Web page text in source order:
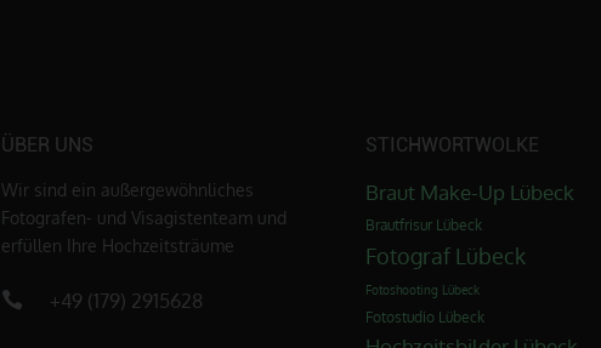
ÜBER UNS
Wir sind ein außergewöhnliches
Fotografen- und Visagistenteam und
erfüllen Ihre Hochzeitsträume
+49 (179) 2915628
STICHWORTWOLKE
Braut Make-Up Lübeck
Brautfrisur Lübeck
Fotograf Lübeck
Fotoshooting Lübeck
Fotostudio Lübeck